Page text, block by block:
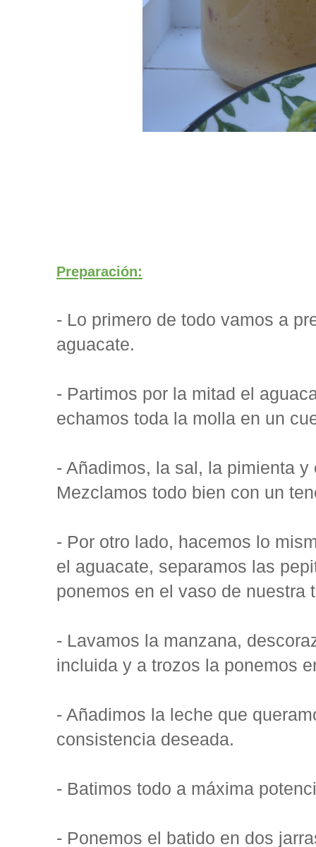
Preparación:
- Lo primero de todo vamos a
aguacate.
- Partimos por la mitad el
echamos toda la molla en un
- Añadimos, la sal, la pimienta
Mezclamos todo bien con un
- Por otro lado, hacemos lo
el aguacate, separamos las
ponemos en el vaso de nuestra
- Lavamos la manzana,
incluida y a trozos la ponemos
- Añadimos la leche que
consistencia deseada.
- Batimos todo a máxima
- Ponemos el batido en dos